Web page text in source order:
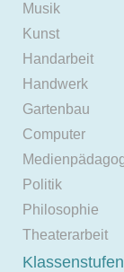
Musik
Kunst
Handarbeit
Handwerk
Gartenbau
Computer
Politik
Philosophie
Theaterarbeit
Klassenstufen